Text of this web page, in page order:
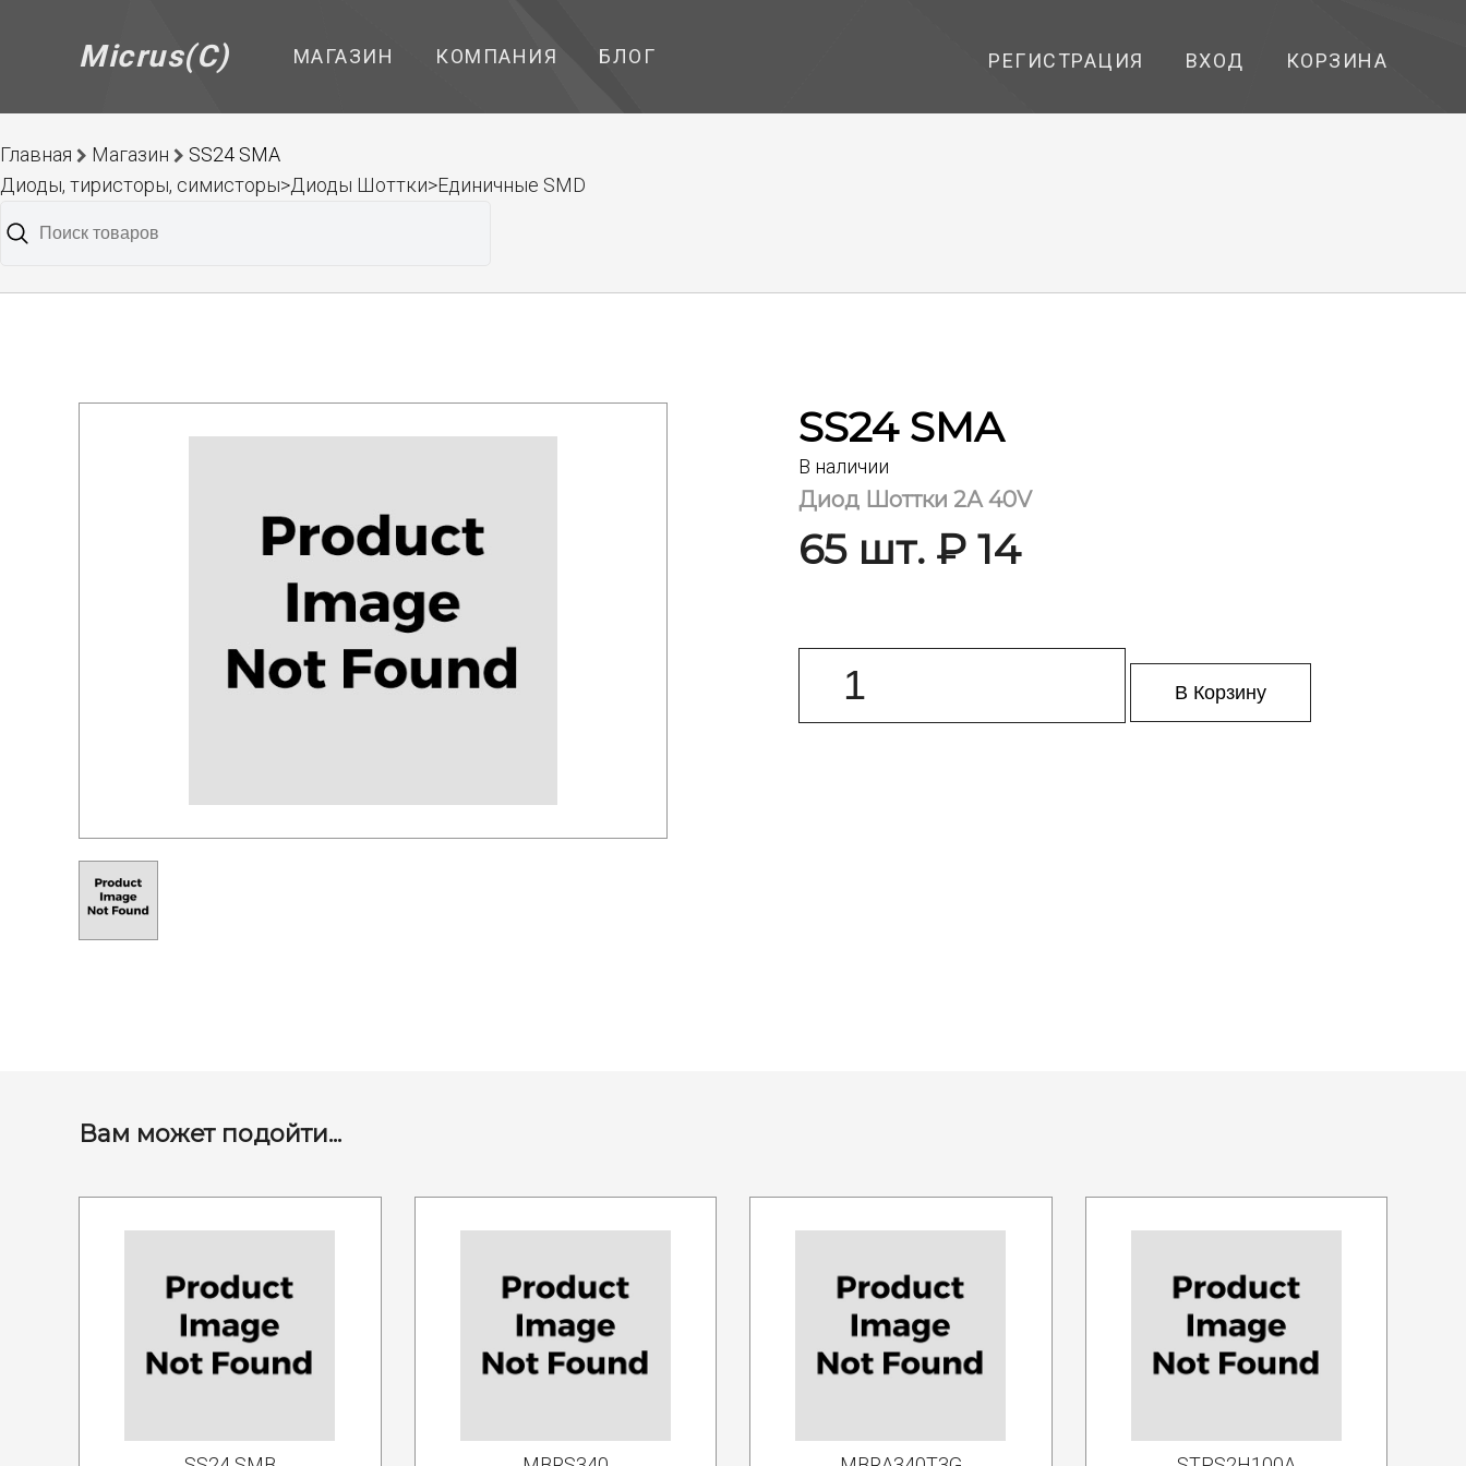
Micrus(C) МАГАЗИН КОМПАНИЯ БЛОГ РЕГИСТРАЦИЯ ВХОД КОРЗИНА
Главная Магазин
SS24 SMA
Диоды, тиристоры, симисторы>Диоды Шоттки>Единичные SMD
SS24 SMA
В наличии
Диод Шоттки 2А 40V
65 шт. ₽ 14
В Корзину
Вам может подойти...